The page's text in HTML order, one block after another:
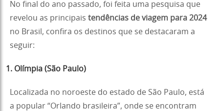
No final do ano passado, foi feita uma pesquisa que
revelou as principais tendências de viagem para 2024
no Brasil, confira os destinos que se destacaram a
seguir:
1. Olímpia (São Paulo)
Localizada no noroeste do estado de São Paulo, está
a popular “Orlando brasileira”, onde se encontram